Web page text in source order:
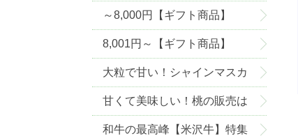
～8,000円【ギフト商品】
8,001円～【ギフト商品】
大粒で甘い！シャインマスカ
ットご予約承り中！
甘くて美味しい！桃の販売は
じめました！
和牛の最高峰【米沢牛】特集